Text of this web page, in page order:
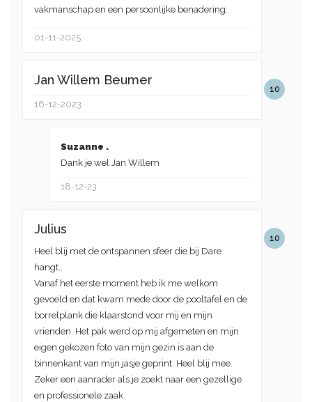
vakmanschap en een persoonlijke benadering.
01-11-2025
10
Jan Willem Beumer
16-12-2023
Suzanne .
Dank je wel Jan Willem
18-12-23
10
Julius
Heel blij met de ontspannen sfeer die bij Dare
hangt..
Vanaf het eerste moment heb ik me welkom
gevoeld en dat kwam mede door de pooltafel en de
borrelplank die klaarstond voor mij en mijn
vrienden. Het pak werd op mij afgemeten en mijn
eigen gekozen foto van mijn gezin is aan de
binnenkant van mijn jasje geprint. Heel blij mee.
Zeker een aanrader als je zoekt naar een gezellige
en professionele zaak.